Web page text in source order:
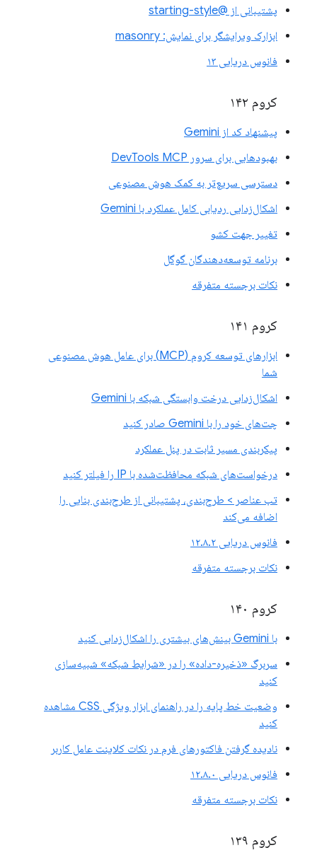
پشتیبانی از @starting-style
ابزارک ویرایشگر برای نمایش: masonry
فانوس دریایی ۱۳
کروم ۱۴۲
پیشنهاد کد از Gemini
بهبودهایی برای سرور DevTools MCP
دسترسی سریع‌تر به کمک هوش مصنوعی
اشکال‌زدایی ردیابی کامل عملکرد با Gemini
تغییر جهت کشو
برنامه توسعه‌دهندگان گوگل
نکات برجسته متفرقه
کروم ۱۴۱
ابزارهای توسعه کروم (MCP) برای عامل هوش مصنوعی
شما
اشکال‌زدایی درخت وابستگی شبکه با Gemini
چت‌های خود را با Gemini صادر کنید
پیکربندی مسیر ثابت در پنل عملکرد
درخواست‌های شبکه محافظت‌شده با IP را فیلتر کنید
تب عناصر > طرح‌بندی، پشتیبانی از طرح‌بندی بنایی را
اضافه می‌کند
فانوس دریایی ۱۲.۸.۲
نکات برجسته متفرقه
کروم ۱۴۰
با Gemini بینش‌های بیشتری را اشکال‌زدایی کنید
سربرگ «ذخیره-داده» را در «شرایط شبکه» شبیه‌سازی
کنید
وضعیت خط پایه را در راهنمای ابزار ویژگی CSS مشاهده
کنید
نادیده گرفتن فاکتورهای فرم در نکات کلاینت عامل کاربر
فانوس دریایی ۱۲.۸.۰
نکات برجسته متفرقه
کروم ۱۳۹